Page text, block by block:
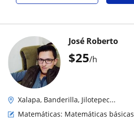
$25/h
José Roberto
Xalapa, Banderilla, Jilotepec...
Matemáticas: Matemáticas básicas